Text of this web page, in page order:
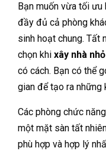
Bạn muốn vừa tối ưu
đầy đủ cả phòng
sinh hoạt chung. Tất
chọn khi xây nhà
có cách. Bạn có thể
gian để tạo ra những
Các phòng chức
một mặt sàn tất
phù hợp và hợp lý